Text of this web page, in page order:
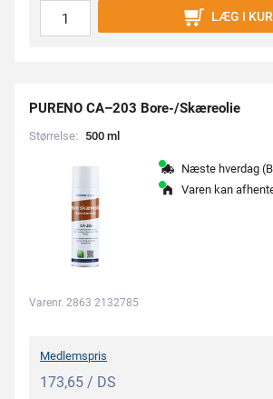
LÆG I
PURENO CA–203 Bore-/Skæreolie
Størrelse: 500 m
Næste hverdag
Varen kan
Varenr. 2863 2132785
Medlemspris
173,65 / DS